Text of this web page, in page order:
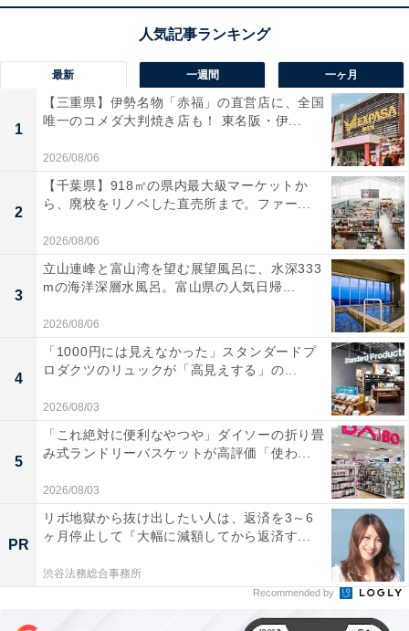
最新 一週間 一ヶ月
1
【三重県】伊勢名物「赤福」の直営店に、全国
唯一のコメダ大判焼き店も！ 東名阪・伊...
2026/08/06
2
【千葉県】918㎡の県内最大級マーケットか
ら、廃校をリノベした直売所まで。ファー...
2026/08/06
3
立山連峰と富山湾を望む展望風呂に、水深333
mの海洋深層水風呂。富山県の人気日帰...
2026/08/06
4
「1000円には見えなかった」スタンダードプ
ロダクツのリュックが「高見えする」の...
2026/08/03
5
「これ絶対に便利なやつや」ダイソーの折り畳
み式ランドリーバスケットが高評価「使わ...
2026/08/03
PR
リボ地獄から抜け出したい人は、返済を3～6
ヶ月停止して『大幅に減額してから返済す...
渋谷法務総合事務所
Recommended by